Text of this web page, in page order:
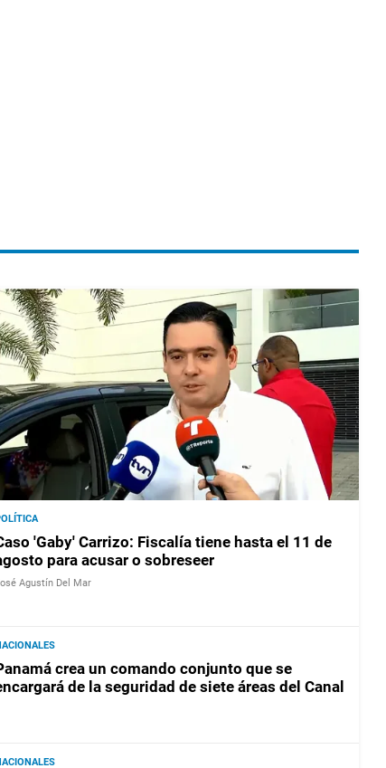
'Gaby' Carrizo: Fiscalía tiene hasta el 11 de
para acusar o sobreseer
Agustín Del Mar
crea un comando conjunto que se
de la seguridad de siete áreas del Canal